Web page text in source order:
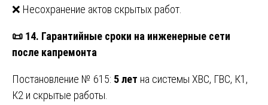
❌ Несохранение актов скрытых работ.
📜 14. Гарантийные сроки на инженерные сети
после капремонта
Постановление № 615: 5 лет на системы ХВС, ГВС, К1,
К2 и скрытые работы.